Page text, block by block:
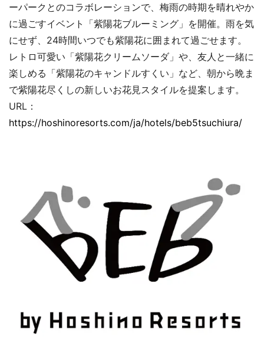
ーパークとのコラボレーションで、梅雨の時期を晴れやか
に過ごすイベント「紫陽花ブルーミング」を開催。雨を気
にせず、24時間いつでも紫陽花に囲まれて過ごせます。
レトロ可愛い「紫陽花クリームソーダ」や、友人と一緒に
楽しめる「紫陽花のキャンドルすくい」など、朝から晩ま
で紫陽花尽くしの新しいお花見スタイルを提案します。
URL：
https://hoshinoresorts.com/ja/hotels/beb5tsuchiura/